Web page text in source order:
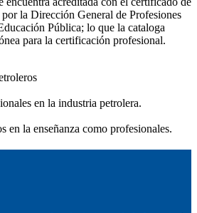
la Dirección General de Profesiones
Pública; lo que la cataloga
para la certificación profesional.
en la industria petrolera.
en la enseñanza como profesionales.